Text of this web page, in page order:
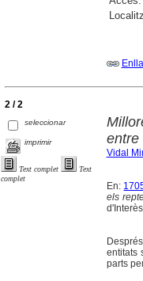
2 / 2
seleccionar
imprimir
Text complet
Text
complet
entre
Vidal
En:
els
entitats
parts